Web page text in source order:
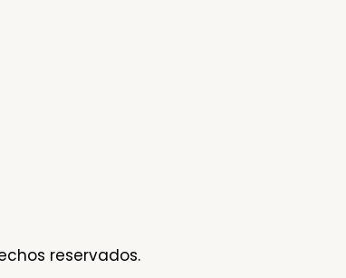
reservados.